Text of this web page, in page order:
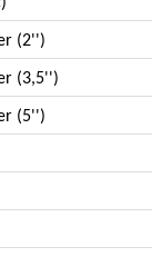
(2'')
(3,5'')
(5'')